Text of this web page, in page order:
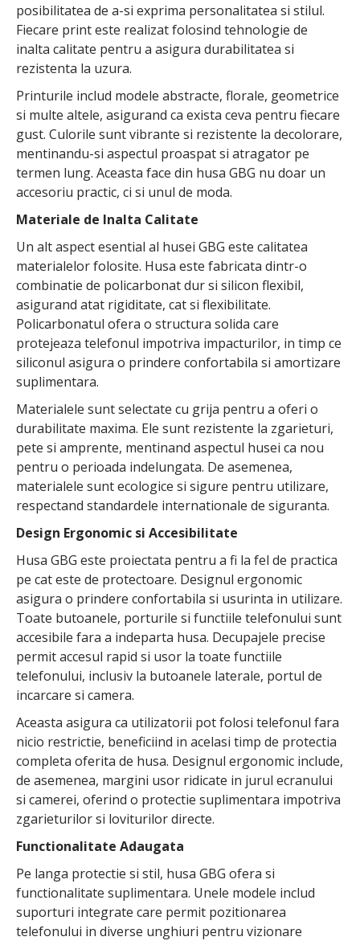
posibilitatea de a-si exprima personalitatea si stilul.
Fiecare print este realizat folosind tehnologie de
inalta calitate pentru a asigura durabilitatea si
rezistenta la uzura.
Printurile includ modele abstracte, florale, geometrice
si multe altele, asigurand ca exista ceva pentru fiecare
gust. Culorile sunt vibrante si rezistente la decolorare,
mentinandu-si aspectul proaspat si atragator pe
termen lung. Aceasta face din husa GBG nu doar un
accesoriu practic, ci si unul de moda.
Materiale de Inalta Calitate
Un alt aspect esential al husei GBG este calitatea
materialelor folosite. Husa este fabricata dintr-o
combinatie de policarbonat dur si silicon flexibil,
asigurand atat rigiditate, cat si flexibilitate.
Policarbonatul ofera o structura solida care
protejeaza telefonul impotriva impacturilor, in timp ce
siliconul asigura o prindere confortabila si amortizare
suplimentara.
Materialele sunt selectate cu grija pentru a oferi o
durabilitate maxima. Ele sunt rezistente la zgarieturi,
pete si amprente, mentinand aspectul husei ca nou
pentru o perioada indelungata. De asemenea,
materialele sunt ecologice si sigure pentru utilizare,
respectand standardele internationale de siguranta.
Design Ergonomic si Accesibilitate
Husa GBG este proiectata pentru a fi la fel de practica
pe cat este de protectoare. Designul ergonomic
asigura o prindere confortabila si usurinta in utilizare.
Toate butoanele, porturile si functiile telefonului sunt
accesibile fara a indeparta husa. Decupajele precise
permit accesul rapid si usor la toate functiile
telefonului, inclusiv la butoanele laterale, portul de
incarcare si camera.
Aceasta asigura ca utilizatorii pot folosi telefonul fara
nicio restrictie, beneficiind in acelasi timp de protectia
completa oferita de husa. Designul ergonomic include,
de asemenea, margini usor ridicate in jurul ecranului
si camerei, oferind o protectie suplimentara impotriva
zgarieturilor si loviturilor directe.
Functionalitate Adaugata
Pe langa protectie si stil, husa GBG ofera si
functionalitate suplimentara. Unele modele includ
suporturi integrate care permit pozitionarea
telefonului in diverse unghiuri pentru vizionare